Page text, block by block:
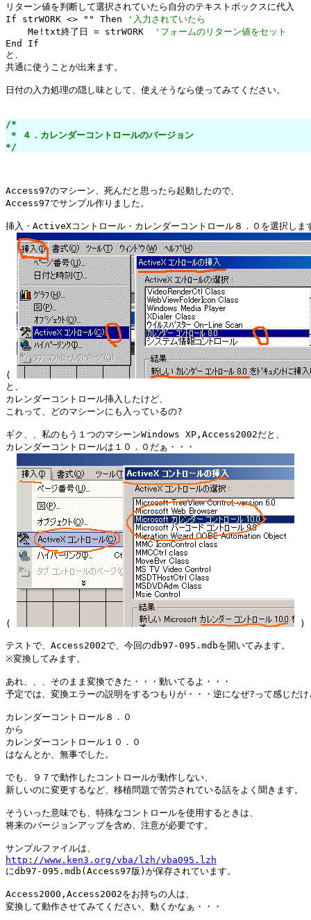
リターン値を判断して選択されていたら自分のテキストボックスに代入
If strWORK <> "" Then
'入力されていたら
    Me!txt終了日 = strWORK
'フォームのリターン値をセット
End If
と、
共通に使うことが出来ます。
日付の入力処理の隠し味として、使えそうなら使ってみてください。
/*
* ４．カレンダーコントロールのバージョン
*/
Access97のマシーン、死んだと思ったら起動したので、
Access97でサンプル作りました。
挿入・ActiveXコントロール・カレンダーコントロール８．０を選択しま
(
と、
カレンダーコントロール挿入したけど、
これって、どのマシーンにも入っているの?
ギク、、私のもう１つのマシーンWindows XP,Access2002だと、
カレンダーコントロールは１０．０だぁ・・・
( )
テストで、Access2002で、今回のdb97-095.mdbを開いてみます。
※変換してみます。
あれ、、、そのまま変換できた・・・動いてるよ・・・
予定では、変換エラーの説明をするつもりが・・・逆になぜ?って感じだけ
カレンダーコントロール８．０
から
カレンダーコントロール１０．０
はなんとか、無事でした。
でも、９７で動作したコントロールが動作しない、
新しいのに変更するなど、移植問題で苦労されている話をよく聞きます。
そういった意味でも、特殊なコントロールを使用するときは、
将来のバージョンアップを含め、注意が必要です。
http://www.ken3.org/vba/lzh/vba095.lzh
にdb97-095.mdb(Access97版)が保存されています。
Access2000,Access2002をお持ちの人は、
変換して動作させてみてください、動くかなぁ・・・